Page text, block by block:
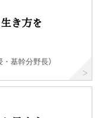
き方を
基幹分野長）